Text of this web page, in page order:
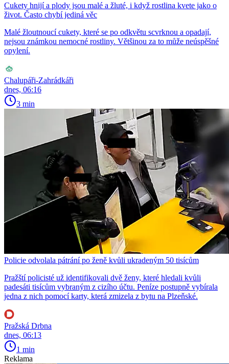
Cukety hnijí a plody jsou malé a žluté, i když rostlina kvete jako o
život. Často chybí jediná věc
Malé žloutnoucí cukety, které se po odkvětu scvrknou a opadají,
nejsou známkou nemocné rostliny. Většinou za to může neúspěšné
opylení.
Chalupáři-Zahrádkáři
dnes, 06:16
3 min
Policie odvolala pátrání po ženě kvůli ukradeným 50 tisícům
Pražští policisté už identifikovali dvě ženy, které hledali kvůli
padesáti tisícům vybraným z cizího účtu. Peníze postupně vybírala
jedna z nich pomocí karty, která zmizela z bytu na Plzeňské.
Pražská Drbna
dnes, 06:13
1 min
Reklama